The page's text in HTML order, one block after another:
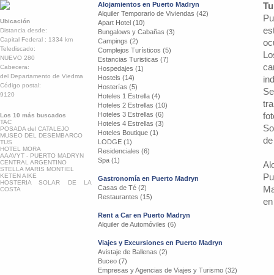
Ubicación
Distancia desde:
Capital Federal : 1334 km
Telediscado:
NUEVO 280
Cabecera:
del Departamento de Viedma
Código postal:
9120
Los 10 más buscados
TAC
POSADA del CATALEJO
MUSEO DEL DESEMBARCO
TUS
HOTEL MORA
AAAVYT - PUERTO MADRYN
CENTRAL ARGENTINO
STELLA MARIS MONTIEL
KETEN AIKE
HOSTERIA SOLAR DE LA
COSTA
Alojamientos en Puerto Madryn
Alquiler Temporario de Viviendas (42)
Apart Hotel (10)
Bungalows y Cabañas (3)
Campings (2)
Complejos Turísticos (5)
Estancias Turisticas (7)
Hospedajes (1)
Hostels (14)
Hosterías (5)
Hoteles 1 Estrella (4)
Hoteles 2 Estrellas (10)
Hoteles 3 Estrellas (6)
Hoteles 4 Estrellas (3)
Hoteles Boutique (1)
LODGE (1)
Residenciales (6)
Spa (1)
Gastronomía en Puerto Madryn
Casas de Té (2)
Restaurantes (15)
Rent a Car en Puerto Madryn
Alquiler de Automóviles (6)
Viajes y Excursiones en Puerto Madryn
Avistaje de Ballenas (2)
Buceo (7)
Empresas y Agencias de Viajes y Turismo (32)